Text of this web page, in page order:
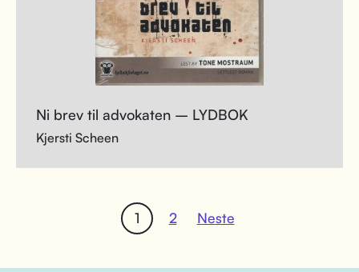
Ni brev til advokaten – LYDBOK
Kjersti Scheen
1 2 Neste